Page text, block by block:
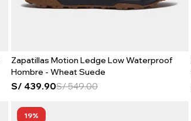
Zapatillas Motion Ledge Low Waterproof
Hombre - Wheat Suede
S/ 439.90S/549.00
19